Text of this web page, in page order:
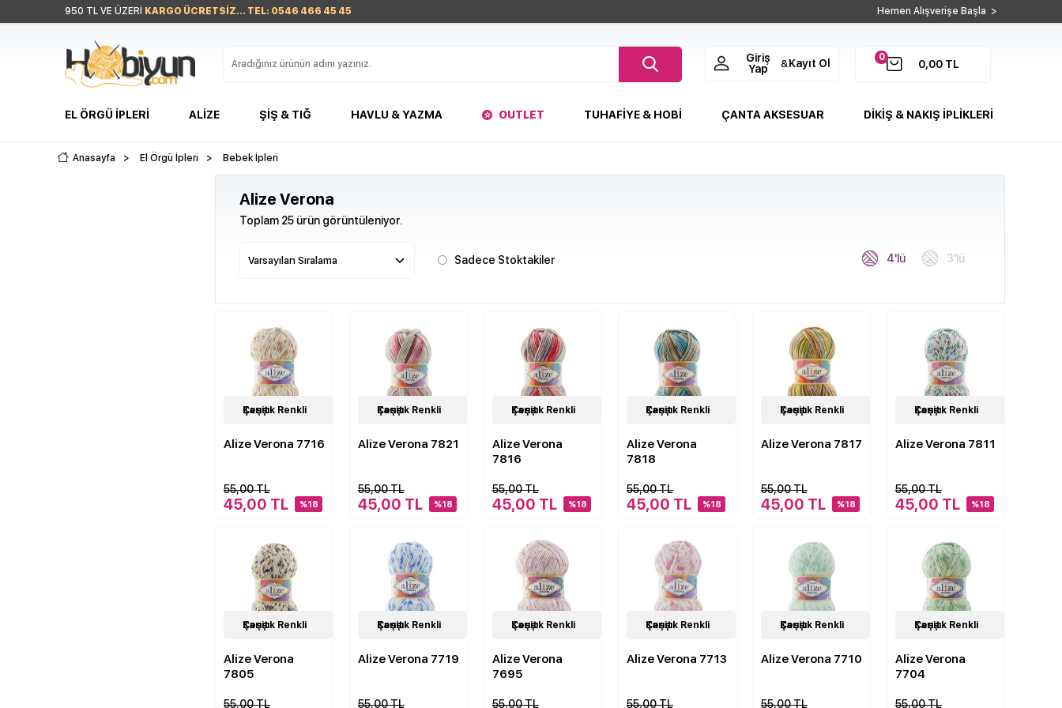
950 TL VE ÜZERİ KARGO ÜCRETSİZ... TEL: 0546 466 45 45 Hemen Alışverişe Başla >
0
0,00 TL
Giriş
Yap
& Kayıt Ol
EL ÖRGÜ İPLERI ALIZE ŞIŞ & TIĞ HAVLU & YAZMA OUTLET TUHAFIYE & HOBI ÇANTA AKSESUAR DİKİŞ & NAKIŞ İPLİKLERİ
Anasayfa > El Örgü İpleri > Bebek İpleri
Alize Verona
Toplam 25 ürün görüntüleniyor.
Sadece Stoktakiler 4'lü 3'lü
24Çeşit
Karışık Renkli Çeşit
Alize Verona 7716
55,00 TL
45,00 TL %18
24Çeşit
Karışık Renkli Çeşit
Alize Verona 7821
55,00 TL
45,00 TL %18
24Çeşit
Karışık Renkli Çeşit
Alize Verona
7816
55,00 TL
45,00 TL %18
24Çeşit
Karışık Renkli Çeşit
Alize Verona
7818
55,00 TL
45,00 TL %18
24Çeşit
Karışık Renkli Çeşit
Alize Verona 7817
55,00 TL
45,00 TL %18
24Çeşit
Karışık Renkli Çeşit
Alize Verona 7811
55,00 TL
45,00 TL %18
24Çeşit
Karışık Renkli Çeşit
Alize Verona
7805
55,00 TL
24Çeşit
Karışık Renkli Çeşit
Alize Verona 7719
55,00 TL
22Çeşit
Karışık Renkli Çeşit
Alize Verona
7695
55,00 TL
24Çeşit
Karışık Renkli Çeşit
Alize Verona 7713
55,00 TL
24Çeşit
Karışık Renkli Çeşit
Alize Verona 7710
55,00 TL
24Çeşit
Karışık Renkli Çeşit
Alize Verona
7704
55,00 TL